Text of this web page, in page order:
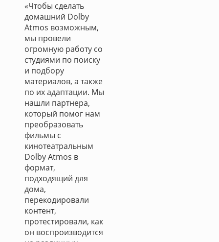
«Чтобы сделать
домашний Dolby
Atmos возможным,
мы провели
огромную работу со
студиями по поиску
и подбору
материалов, а также
по их адаптации. Мы
нашли партнера,
который помог нам
преобразовать
фильмы с
кинотеатральным
Dolby Atmos в
формат,
подходящий для
дома,
перекодировали
контент,
протестировали, как
он воспроизводится